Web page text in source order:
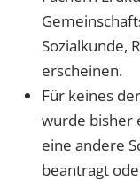
Sozialkunde,
erscheinen.
Für keines
wurde bisher
eine andere
beantragt